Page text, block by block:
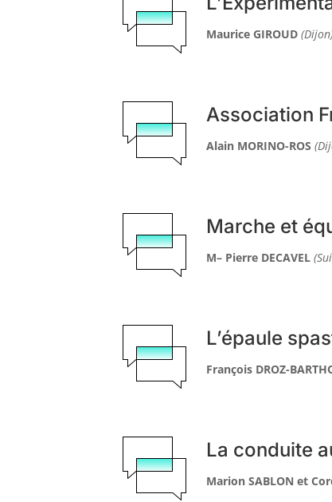
Maurice GIROUD
Association
Alain MORINO-ROS
Marche et
M– Pierre DECAVEL
L’épaule
François DROZ-
La conduite
Marion SABLON et